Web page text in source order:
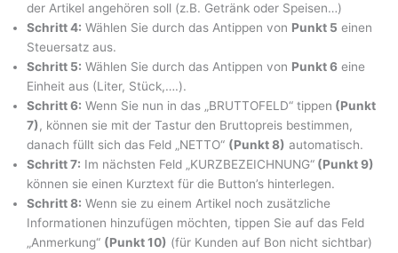
der Artikel angehören soll (z.B. Getränk oder Speisen…)
Schritt 4: Wählen Sie durch das Antippen von Punkt 5 einen
Steuersatz aus.
Schritt 5: Wählen Sie durch das Antippen von Punkt 6 eine
Einheit aus (Liter, Stück,….).
Schritt 6: Wenn Sie nun in das „BRUTTOFELD“ tippen (Punkt
7), können sie mit der Tastur den Bruttopreis bestimmen,
danach füllt sich das Feld „NETTO“ (Punkt 8) automatisch.
Schritt 7: Im nächsten Feld „KURZBEZEICHNUNG“ (Punkt 9)
können sie einen Kurztext für die Button’s hinterlegen.
Schritt 8: Wenn sie zu einem Artikel noch zusätzliche
Informationen hinzufügen möchten, tippen Sie auf das Feld
„Anmerkung“ (Punkt 10) (für Kunden auf Bon nicht sichtbar)